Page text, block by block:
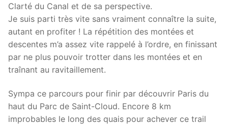
Clarté du Canal et de sa perspective.
Je suis parti très vite sans vraiment connaître la suite,
autant en profiter ! La répétition des montées et
descentes m’a assez vite rappelé à l’ordre, en finissant
par ne plus pouvoir trotter dans les montées et en
traînant au ravitaillement.
Sympa ce parcours pour finir par découvrir Paris du
haut du Parc de Saint-Cloud. Encore 8 km
improbables le long des quais pour achever ce trail